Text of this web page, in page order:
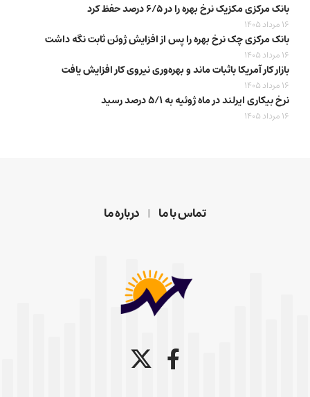
بانک مرکزی مکزیک نرخ بهره را در ۶/۵ درصد حفظ کرد
16 مرداد 1405
بانک مرکزی چک نرخ بهره را پس از افزایش ژوئن ثابت نگه داشت
16 مرداد 1405
بازار کار آمریکا باثبات ماند و بهره‌وری نیروی کار افزایش یافت
16 مرداد 1405
نرخ بیکاری ایرلند در ماه ژوئیه به ۵/۱ درصد رسید
16 مرداد 1405
تماس با ما درباره ما